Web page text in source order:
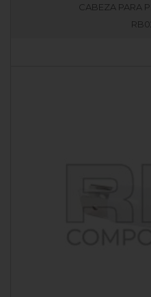
CABEZA PARA